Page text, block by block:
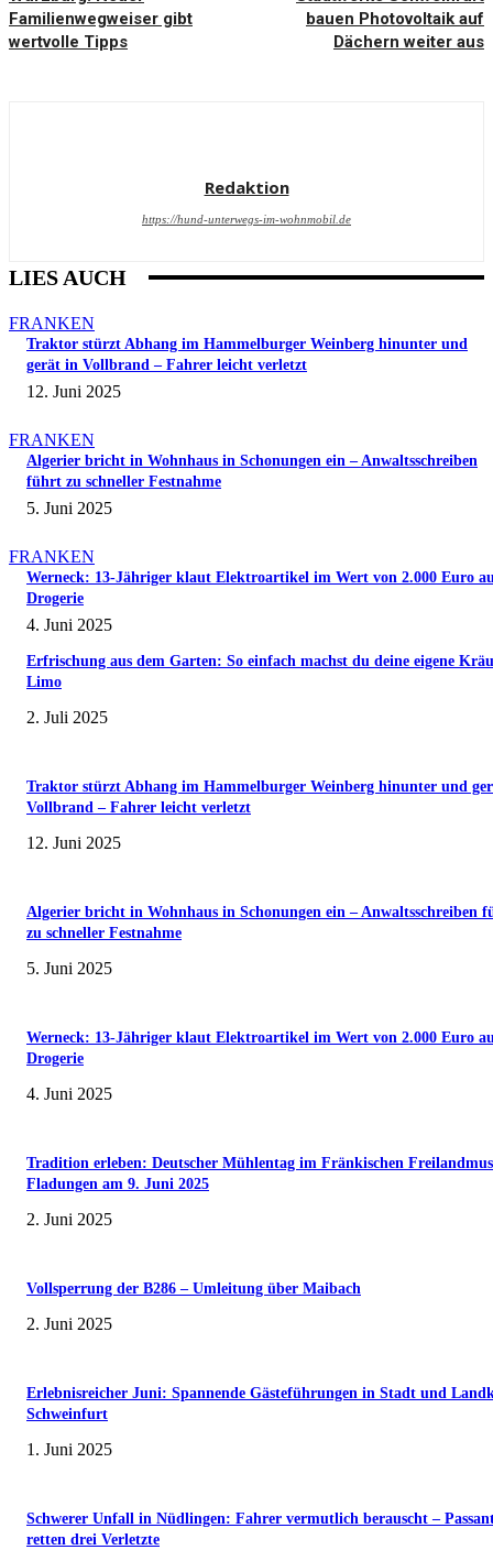
Familienwegweiser gibt
wertvolle Tipps
bauen Photovoltaik auf
Dächern weiter aus
Redaktion
https://hund-unterwegs-im-wohnmobil.de
LIES AUCH
FRANKEN
Traktor stürzt Abhang im Hammelburger Weinberg hinunter und
gerät in Vollbrand – Fahrer leicht verletzt
12. Juni 2025
FRANKEN
Algerier bricht in Wohnhaus in Schonungen ein – Anwaltsschreiben
führt zu schneller Festnahme
5. Juni 2025
FRANKEN
Werneck: 13-Jähriger klaut Elektroartikel im Wert von 2.000 Euro
Drogerie
4. Juni 2025
Erfrischung aus dem Garten: So einfach machst du deine eigene
Limo
2. Juli 2025
Traktor stürzt Abhang im Hammelburger Weinberg hinunter und
Vollbrand – Fahrer leicht verletzt
12. Juni 2025
Algerier bricht in Wohnhaus in Schonungen ein – Anwaltsschreiben
zu schneller Festnahme
5. Juni 2025
Werneck: 13-Jähriger klaut Elektroartikel im Wert von 2.000 Euro
Drogerie
4. Juni 2025
Tradition erleben: Deutscher Mühlentag im Fränkischen
Fladungen am 9. Juni 2025
2. Juni 2025
Vollsperrung der B286 – Umleitung über Maibach
2. Juni 2025
Erlebnisreicher Juni: Spannende Gästeführungen in Stadt und
Schweinfurt
1. Juni 2025
Schwerer Unfall in Nüdlingen: Fahrer vermutlich berauscht –
retten drei Verletzte